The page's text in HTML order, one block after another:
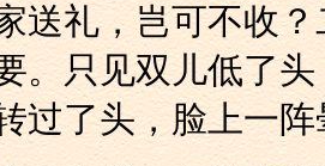
送礼，岂可不收
。只见双儿低了
过了头，脸上一